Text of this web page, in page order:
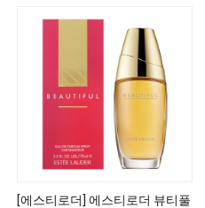
[에스티로더] 에스티로더 뷰티풀